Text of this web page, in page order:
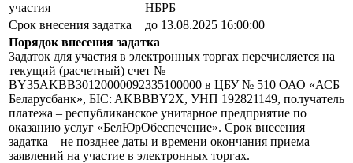
участия
НБРБ
Срок внесения задатка
до 13.08.2025 16:00:00
Порядок внесения задатка
Задаток для участия в электронных торгах перечисляется на
текущий (расчетный) счет №
BY35AKBB30120000092335100000 в ЦБУ № 510 ОАО «АСБ
Беларусбанк», БIC: AKBBBY2X, УНП 192821149, получатель
платежа – республиканское унитарное предприятие по
оказанию услуг «БелЮрОбеспечение». Срок внесения
задатка – не позднее даты и времени окончания приема
заявлений на участие в электронных торгах.